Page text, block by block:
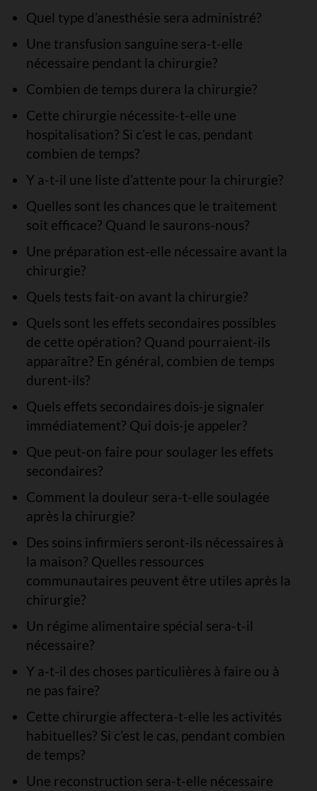
Quel type d’anesthésie sera administré?
Une transfusion sanguine sera-t-elle
nécessaire pendant la chirurgie?
Combien de temps durera la chirurgie?
Cette chirurgie nécessite-t-elle une
hospitalisation? Si c’est le cas, pendant
combien de temps?
Y a-t-il une liste d’attente pour la chirurgie?
Quelles sont les chances que le traitement
soit efficace? Quand le saurons-nous?
Une préparation est-elle nécessaire avant la
chirurgie?
Quels tests fait-on avant la chirurgie?
Quels sont les effets secondaires possibles
de cette opération? Quand pourraient-ils
apparaître? En général, combien de temps
durent-ils?
Quels effets secondaires dois-je signaler
immédiatement? Qui dois-je appeler?
Que peut-on faire pour soulager les effets
secondaires?
Comment la douleur sera-t-elle soulagée
après la chirurgie?
Des soins infirmiers seront-ils nécessaires à
la maison? Quelles ressources
communautaires peuvent être utiles après la
chirurgie?
Un régime alimentaire spécial sera-t-il
nécessaire?
Y a-t-il des choses particulières à faire ou à
ne pas faire?
Cette chirurgie affectera-t-elle les activités
habituelles? Si c’est le cas, pendant combien
de temps?
Une reconstruction sera-t-elle nécessaire